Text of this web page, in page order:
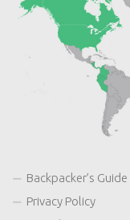
Backpacker’s
Privacy Policy